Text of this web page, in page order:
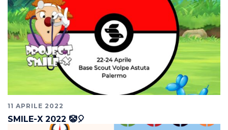
11 APRILE 2022
SMILE-X 2022 🤡🎈